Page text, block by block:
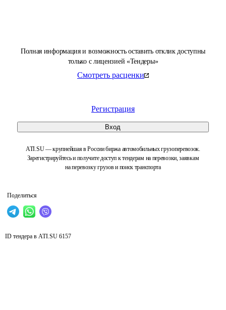
Полная информация и возможность оставить отклик доступны
только с лицензией «Тендеры»
Смотреть расценки
Регистрация
Вход
ATI.SU — крупнейшая в России биржа автомобильных грузоперевозок.
Зарегистрируйтесь и получите доступ к тендерам на перевозки, заявкам
на перевозку грузов и поиск транспорта
Поделиться
ID тендера в ATI.SU 6157